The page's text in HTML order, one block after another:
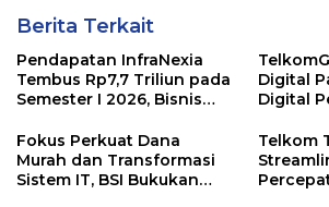
Berita Terkait
Pendapatan InfraNexia
Tembus Rp7,7 Triliun pada
Semester I 2026, Bisnis
Persen
Digital
Digital
Sistem
Fokus Perkuat Dana
Murah dan Transformasi
Sistem IT, BSI Bukukan
Telkom